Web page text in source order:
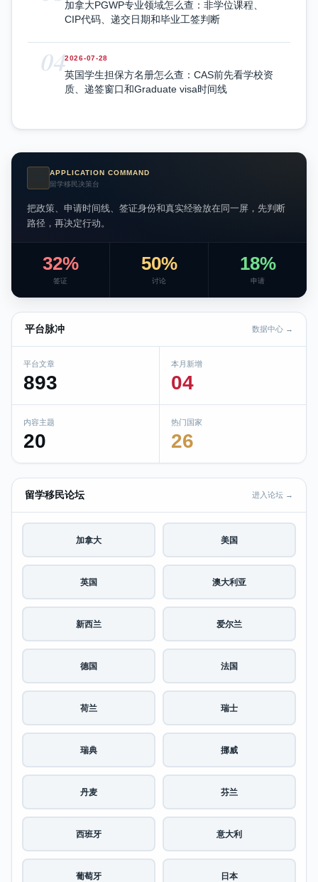
加拿大PGWP专业领域怎么查：非学位课程、
CIP代码、递交日期和毕业工签判断
042026-07-28
英国学生担保方名册怎么查：CAS前先看学校资
质、递签窗口和Graduate visa时间线
APPLICATION COMMAND
留学移民决策台
把政策、申请时间线、签证身份和真实经验放在同一屏，先判断
路径，再决定行动。
32%
签证
50%
讨论
18%
申请
平台脉冲 数据中心 →
平台文章
893
本月新增
04
内容主题
20
热门国家
26
留学移民论坛 进入论坛 →
加拿大 美国
英国 澳大利亚
新西兰 爱尔兰
德国 法国
荷兰 瑞士
瑞典 挪威
丹麦 芬兰
西班牙 意大利
葡萄牙 日本